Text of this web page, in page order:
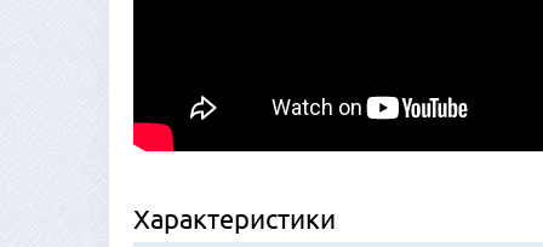
Характеристики